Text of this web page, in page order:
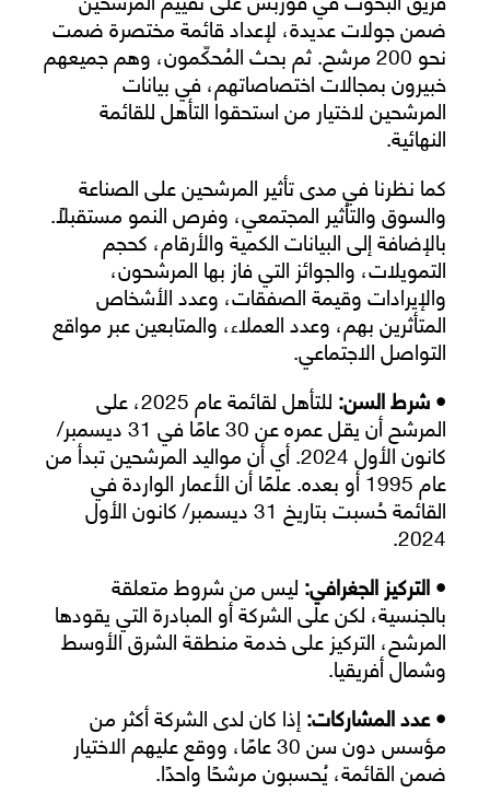
ضمن جولات عديدة، لإعداد قائمة مختصرة ضمت
نحو 200 مرشح. ثم بحث المُحكّمون، وهم جميعهم
خبيرون بمجالات اختصاصاتهم، في بيانات
المرشحين لاختيار من استحقوا التأهل للقائمة
النهائية.
كما نظرنا في مدى تأثير المرشحين على الصناعة
والسوق والتأثير المجتمعي، وفرص النمو مستقبلًا.
بالإضافة إلى البيانات الكمية والأرقام، كحجم
التمويلات، والجوائز التي فاز بها المرشحون،
والإيرادات وقيمة الصفقات، وعدد الأشخاص
المتأثرين بهم، وعدد العملاء، والمتابعين عبر مواقع
التواصل الاجتماعي.
• شرط السن:
للتأهل لقائمة عام 2025، على
المرشح أن يقل عمره عن 30 عامًا في 31 ديسمبر/
كانون الأول 2024. أي أن مواليد المرشحين تبدأ من
عام 1995 أو بعده. علمًا أن الأعمار الواردة في
القائمة حُسبت بتاريخ 31 ديسمبر/ كانون الأول
2024.
• التركيز الجغرافي:ليس من شروط متعلقة
بالجنسية، لكن على الشركة أو المبادرة التي يقودها
المرشح، التركيز على خدمة منطقة الشرق الأوسط
وشمال أفريقيا.
• عدد المشاركات:إذا كان لدى الشركة أكثر من
مؤسس دون سن 30 عامًا، ووقع عليهم الاختيار
ضمن القائمة، يُحسبون مرشحًا واحدًا.